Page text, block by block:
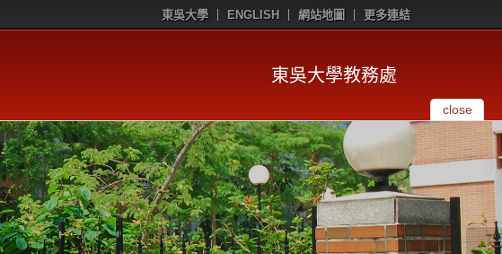
東吳大學 ENGLISH 網站地圖 更多連結
東吳大學教務處
close